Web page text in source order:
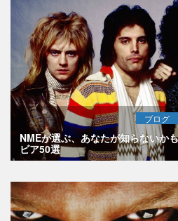
ブログ
NMEが選ぶ、あなたが知らないか
ビア50選